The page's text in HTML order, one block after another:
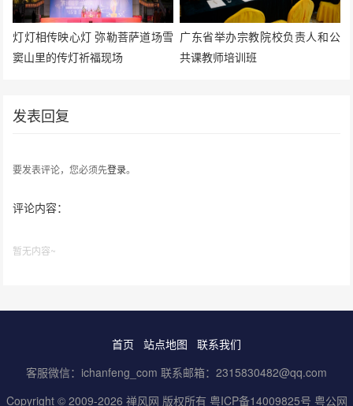
灯灯相传映心灯 弥勒菩萨道场雪
窦山里的传灯祈福现场
广东省举办宗教院校负责人和公
共课教师培训班
发表回复
要发表评论，您必须先登录。
评论内容：
暂无内容~
首页 站点地图
联系我们
客服微信：ichanfeng_com 联系邮箱：2315830482@qq.com
Copyright © 2009-2026 禅风网 版权所有 粤ICP备14009825号 粤公网